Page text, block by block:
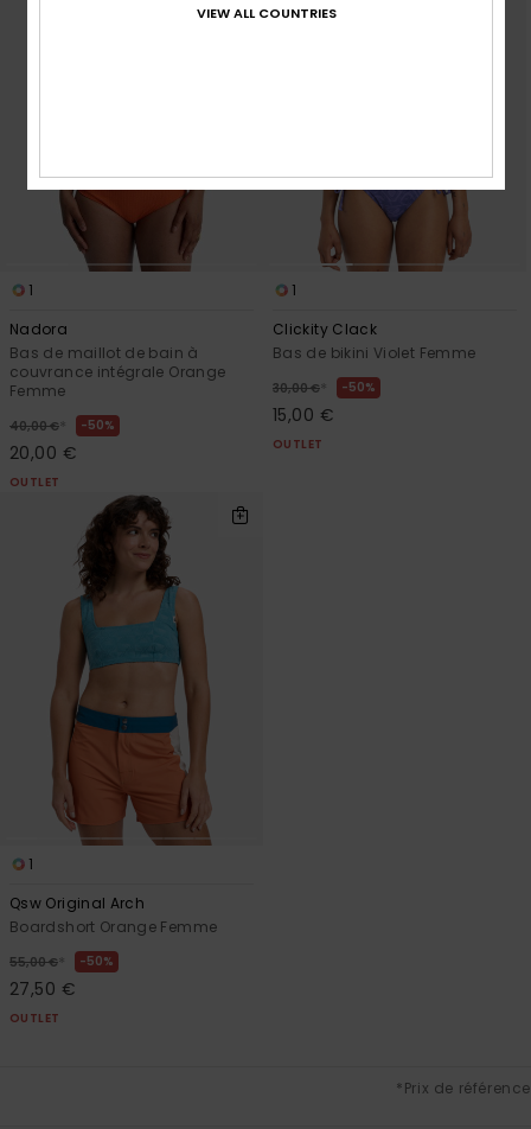
1
Nadora
Bas de maillot de bain à
couvrance intégrale Orange
Femme
40,00 € * 50%
20,00 €
OUTLET
1
Clickity Clack
Bas de bikini Violet Femme
30,00 € * 50%
15,00 €
OUTLET
1
Qsw Original Arch
Boardshort Orange Femme
55,00 € * 50%
27,50 €
OUTLET
*Prix de référence
VIEW ALL COUNTRIES